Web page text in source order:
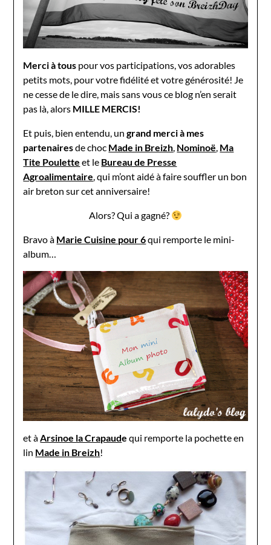
Merci à tous pour vos participations, vos adorables
petits mots, pour votre fidélité et votre générosité! Je
ne cesse de le dire, mais sans vous ce blog n’en serait
pas là, alors MILLE MERCIS!
Et puis, bien entendu, ungrand merci à mes
partenairesde choc Made in Breizh, Nominoë, Ma
Tite Poulette et le Bureau de Presse
Agroalimentaire, qui m’ont aidé à faire souffler un bon
air breton sur cet anniversaire!
Alors? Qui a gagné?
Bravo à Marie Cuisine pour 6qui remporte le mini-
album…
et à Arsinoe la Crapaude qui remporte la pochette en
lin Made in Breizh!